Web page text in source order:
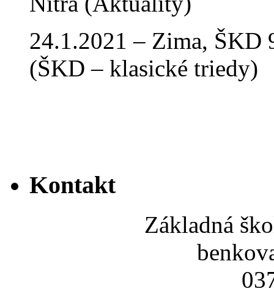
24.1.2021 – Zima, ŠKD
(ŠKD – klasické triedy)
Kontakt
Základná